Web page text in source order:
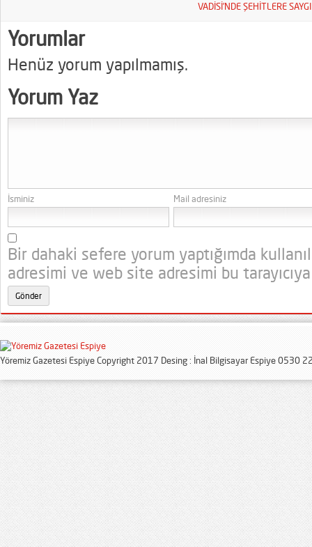
VADİSİ’NDE ŞEHİTLERE SAYGI
Yorumlar
Henüz yorum yapılmamış.
Yorum Yaz
İsminiz Mail adresiniz
Bir dahaki sefere yorum yaptığımda
adresimi ve web site adresimi bu
Yöremiz Gazetesi Espiye Copyright 2017 Desing : İnal Bilgisayar Espiye 0530